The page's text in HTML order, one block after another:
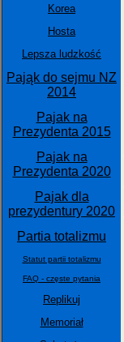
Korea
Hosta
Lepsza ludzkość
Pająk do sejmu NZ
2014
Pajak na
Prezydenta 2015
Pajak na
Prezydenta 2020
Pajak dla
prezydentury 2020
Partia totalizmu
Statut partii totalizmu
FAQ - częste pytania
Replikuj
Memoriał